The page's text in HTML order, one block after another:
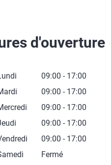
d'ouverture
09:00 - 17:00
09:00 - 17:00
09:00 - 17:00
09:00 - 17:00
09:00 - 17:00
Fermé